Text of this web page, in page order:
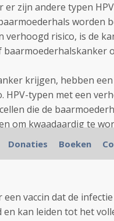
zijn andere typen
worden
verhoogd risico, is de
baarmoederhalskanker
krijgen, hebben
HPV-typen met een
die de
om kwaadaardig te
van de vrouwen die
Er moeten dus nog
vaccin dat de
en kan leiden tot het
Donaties Boeken